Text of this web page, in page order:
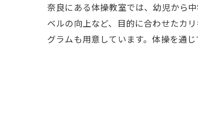
奈良にある体操教室では、幼児から
ベルの向上など、目的に合わせたカ
グラムも用意しています。体操を通